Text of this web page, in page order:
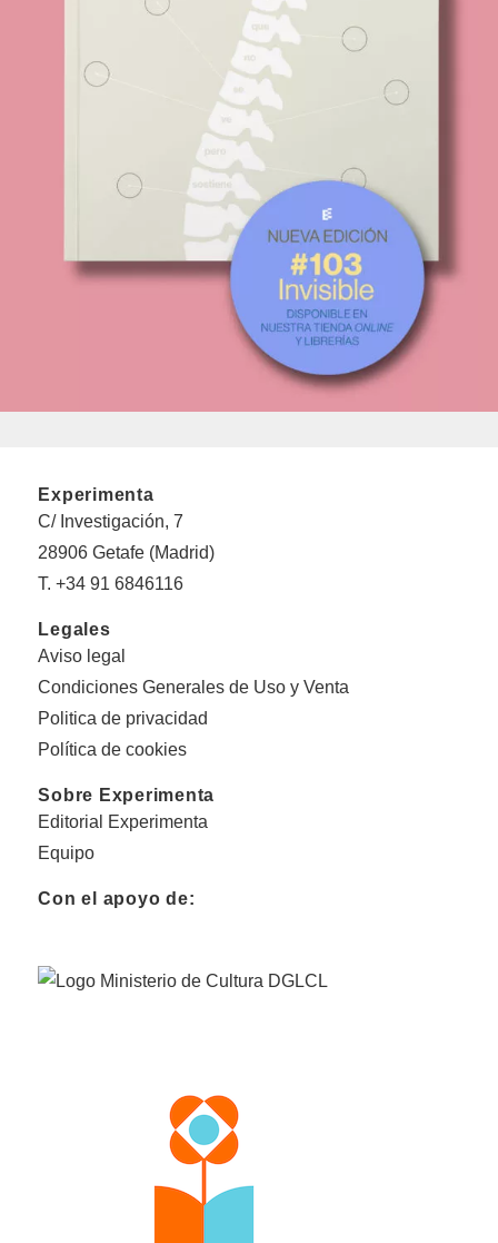
Experimenta
C/ Investigación, 7
28906 Getafe (Madrid)
T. +34 91 6846116
Legales
Aviso legal
Condiciones Generales de Uso y Venta
Politica de privacidad
Política de cookies
Sobre Experimenta
Editorial Experimenta
Equipo
Con el apoyo de: